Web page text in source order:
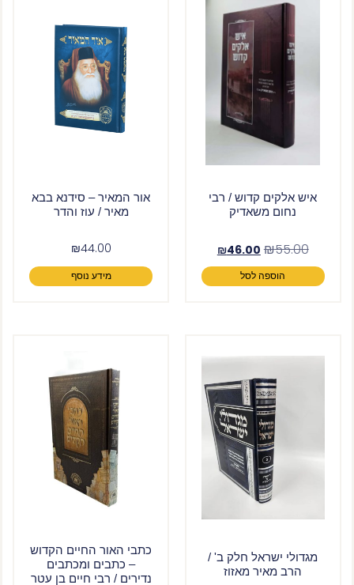
איש אלקים קדוש / רבי
נחום משאדיק
₪55.00
₪46.00
הוספה לסל
אור המאיר – סידנא בבא
מאיר / עוז והדר
₪44.00
מידע נוסף
מגדולי ישראל חלק ב' /
הרב מאיר מאזוז
כתבי האור החיים הקדוש
– כתבים ומכתבים
נדירים / רבי חיים בן עטר